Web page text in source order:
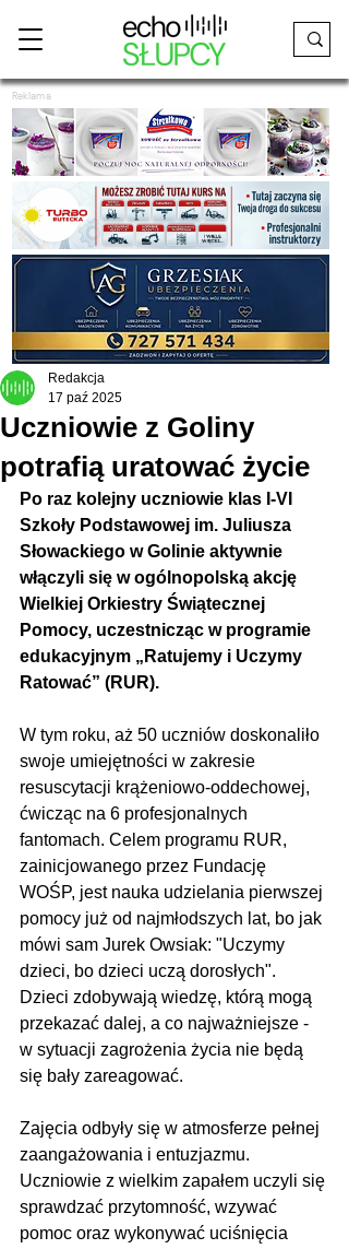
Reklama
Uczniowie z Goliny
potrafią uratować życie
Redakcja
17 paź 2025
Po raz kolejny uczniowie klas I-VI
Szkoły Podstawowej im. Juliusza
Słowackiego w Golinie aktywnie
włączyli się w ogólnopolską akcję
Wielkiej Orkiestry Świątecznej
Pomocy, uczestnicząc w programie
edukacyjnym „Ratujemy i Uczymy
Ratować” (RUR).
W tym roku, aż 50 uczniów doskonaliło
swoje umiejętności w zakresie
resuscytacji krążeniowo-oddechowej,
ćwicząc na 6 profesjonalnych
fantomach. Celem programu RUR,
zainicjowanego przez Fundację
WOŚP, jest nauka udzielania pierwszej
pomocy już od najmłodszych lat, bo jak
mówi sam Jurek Owsiak: "Uczymy
dzieci, bo dzieci uczą dorosłych".
Dzieci zdobywają wiedzę, którą mogą
przekazać dalej, a co najważniejsze -
w sytuacji zagrożenia życia nie będą
się bały zareagować.
Zajęcia odbyły się w atmosferze pełnej
zaangażowania i entuzjazmu.
Uczniowie z wielkim zapałem uczyli się
sprawdzać przytomność, wzywać
pomoc oraz wykonywać uciśnięcia